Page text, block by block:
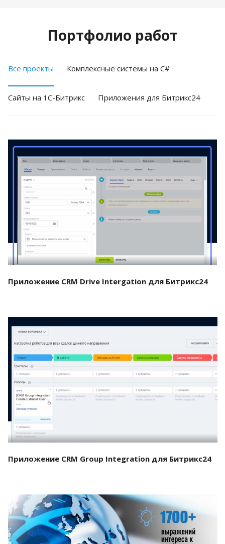
Портфолио работ
Все проекты Комплексные системы на C#
Cайты на 1С-Битрикс Приложения для Битрикс24
Смотреть проект
Приложение CRM Drive Intergation для Битрикс24
Смотреть проект
Приложение CRM Group Integration для Битрикс24